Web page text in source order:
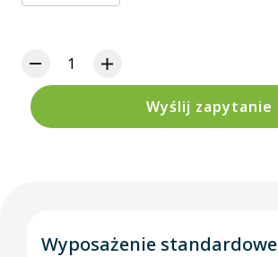
Wyślij zapytanie
Wyposażenie standardowe